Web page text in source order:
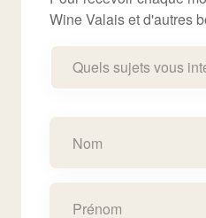
Wine Valais et d'autres
Quels sujets vous